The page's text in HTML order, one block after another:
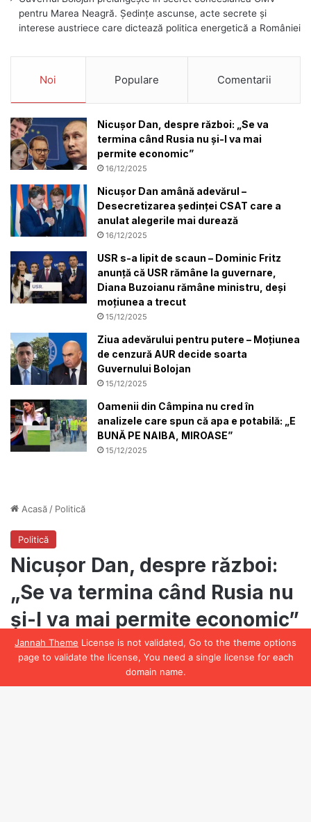
Jannah Theme License is not validated, Go to the theme options
page to validate the license, You need a single license for each
domain name.
pentru Marea Neagră. Ședințe ascunse, acte secrete și
interese austriece care dictează politica energetică a României
Noi Populare Comentarii
Nicușor Dan, despre război: „Se va
termina când Rusia nu și-l va mai
permite economic”
16/12/2025
Nicușor Dan amână adevărul –
Desecretizarea ședinței CSAT care a
anulat alegerile mai durează
16/12/2025
USR s-a lipit de scaun – Dominic Fritz
anunță că USR rămâne la guvernare,
Diana Buzoianu rămâne ministru, deși
moțiunea a trecut
15/12/2025
Ziua adevărului pentru putere – Moțiunea
de cenzură AUR decide soarta
Guvernului Bolojan
15/12/2025
Oamenii din Câmpina nu cred în
analizele care spun că apa e potabilă: „E
BUNĂ PE NAIBA, MIROASE”
15/12/2025
Facebook